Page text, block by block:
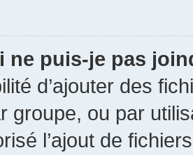
ne puis-je pas
d’ajouter des
groupe, ou par
l’ajout de